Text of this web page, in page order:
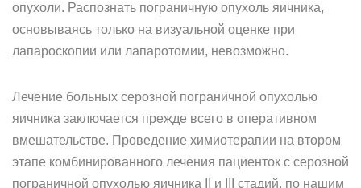
опухоли. Распознать пограничную опухоль яичника,
основываясь только на визуальной оценке при
лапароскопии или лапаротомии, невозможно.
Лечение больных серозной пограничной опухолью
яичника заключается прежде всего в оперативном
вмешательстве. Проведение химиотерапии на втором
этапе комбинированного лечения пациенток с серозной
пограничной опухолью яичника II и III стадий, по нашим